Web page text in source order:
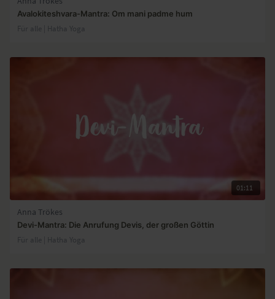
Avalokiteshvara-Mantra: Om mani padme hum
Für alle | Hatha Yoga
01:11
Anna Trökes
Devi-Mantra: Die Anrufung Devis, der großen Göttin
Für alle | Hatha Yoga